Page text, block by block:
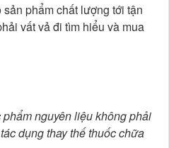
phẩm chất lượng tới tận
vất vả đi tìm hiểu và mua
nguyên liệu không phải
dụng thay thế thuốc chữa